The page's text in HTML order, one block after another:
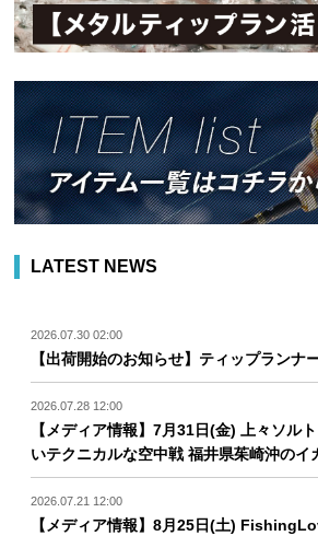
LATEST NEWS
2026.07.30 02:00
【出荷開始のお知らせ】ティップランナ
2026.07.28 12:00
【メディア情報】7月31日(金) 上々ソル
いテクニカルな空中戦 福井県茱崎沖のイ
2026.07.21 12:00
【メディア情報】8月25日(土)